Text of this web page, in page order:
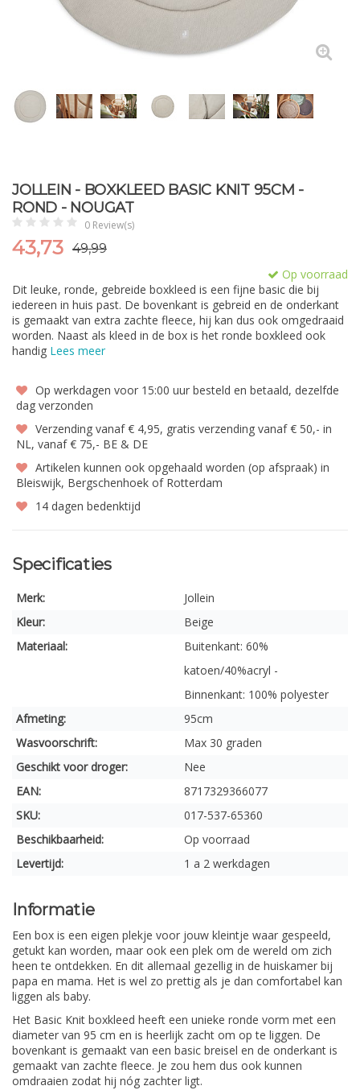
JOLLEIN - BOXKLEED BASIC KNIT 95CM -
ROND - NOUGAT
0 Review(s)
43,73 49,99
Op voorraad
Dit leuke, ronde, gebreide boxkleed is een fijne basic die bij
iedereen in huis past. De bovenkant is gebreid en de onderkant
is gemaakt van extra zachte fleece, hij kan dus ook omgedraaid
worden. Naast als kleed in de box is het ronde boxkleed ook
handig Lees meer
Op werkdagen voor 15:00 uur besteld en betaald, dezelfde
dag verzonden
Verzending vanaf € 4,95, gratis verzending vanaf € 50,- in
NL, vanaf € 75,- BE & DE
Artikelen kunnen ook opgehaald worden (op afspraak) in
Bleiswijk, Bergschenhoek of Rotterdam
14 dagen bedenktijd
Specificaties
Merk:
Jollein
Kleur:
Beige
Materiaal:
Buitenkant: 60%
katoen/40%acryl -
Binnenkant: 100% polyester
Afmeting:
95cm
Wasvoorschrift:
Max 30 graden
Geschikt voor droger:
Nee
EAN:
8717329366077
SKU:
017-537-65360
Beschikbaarheid:
Op voorraad
Levertijd:
1 a 2 werkdagen
Informatie
Een box is een eigen plekje voor jouw kleintje waar gespeeld,
getukt kan worden, maar ook een plek om de wereld om zich
heen te ontdekken. En dit allemaal gezellig in de huiskamer bij
papa en mama. Het is wel zo prettig als je dan comfortabel kan
liggen als baby.
Het Basic Knit boxkleed heeft een unieke ronde vorm met een
diameter van 95 cm en is heerlijk zacht om op te liggen. De
bovenkant is gemaakt van een basic breisel en de onderkant is
gemaakt van zachte fleece. Je zou hem dus ook kunnen
omdraaien zodat hij nóg zachter ligt.